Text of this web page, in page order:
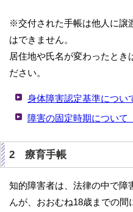
※交付された手帳は他人に譲
はできません。
居住地や氏名が変わったとき
ださい。
身体障害認定基準につい
障害の固定時期について
2 療育手帳
知的障害者は、法律の中で障
んが、おおむね18歳までの